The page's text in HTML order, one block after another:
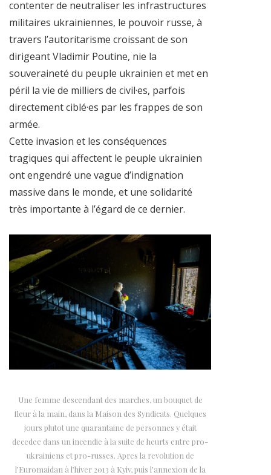
contenter de neutraliser les infrastructures
militaires ukrainiennes, le pouvoir russe, à
travers l’autoritarisme croissant de son
dirigeant Vladimir Poutine, nie la
souveraineté du peuple ukrainien et met en
péril la vie de milliers de civil·es, parfois
directement ciblé·es par les frappes de son
armée.
Cette invasion et les conséquences
tragiques qui affectent le peuple ukrainien
ont engendré une vague d’indignation
massive dans le monde, et une solidarité
très importante à l’égard de ce dernier.
Une femme descendant des marches, un bouquet de
fleur à la main, dans la Maison des Syndicats. Quelques
jours plutot une quarantaine de personnes y était
decedee dans un incendie à la suite de heurts entre pro-
ukrainiens et pro-russes. Apres la revolution de
l’Euromaidan à l’hiver 2013 à Kyiv, puis l’annexion de la